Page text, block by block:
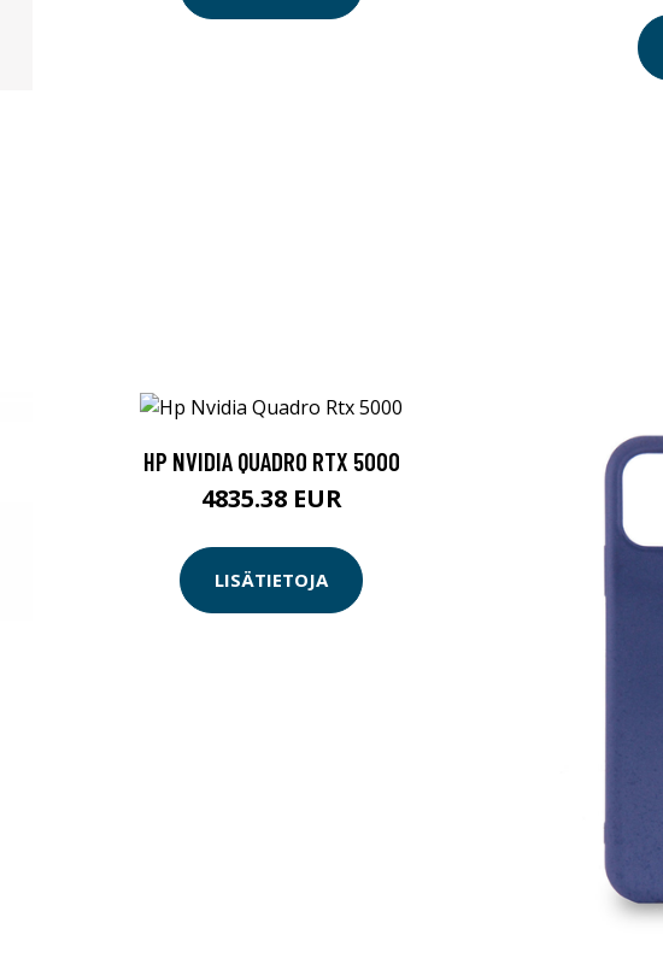
HP NVIDIA QUADRO RTX 5000
4835.38 EUR
LISÄTIETOJA